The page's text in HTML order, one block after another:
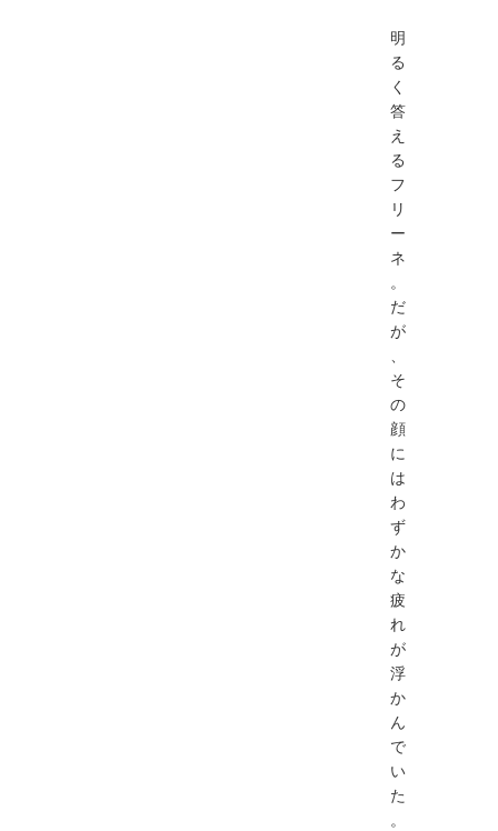
明
る
く
答
え
る
フ
リ
ー
ネ
。
だ
が
そ
の
顔
に
は
わ
ず
か
な
疲
れ
が
浮
か
ん
で
い
た
。